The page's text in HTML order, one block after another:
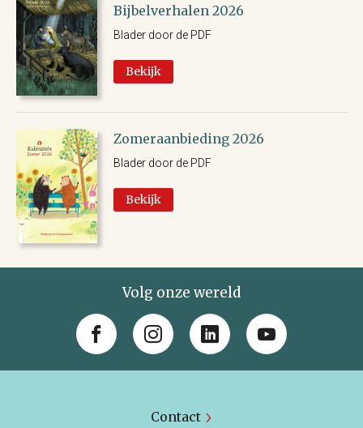
Bijbelverhalen 2026
Blader door de PDF
Bekijk
Zomeraanbieding 2026
Blader door de PDF
Bekijk
Volg onze wereld
Contact